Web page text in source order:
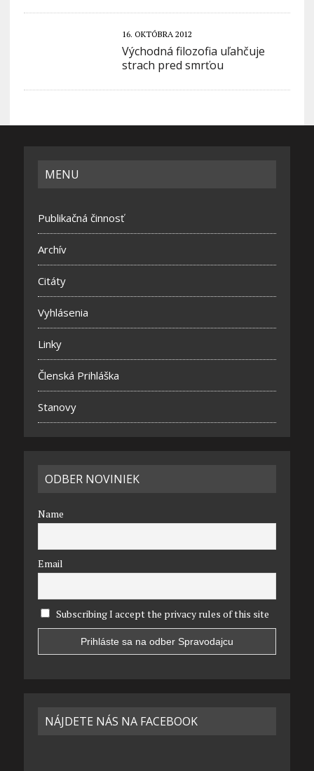
16. OKTÓBRA 2012
Východná filozofia uľahčuje
strach pred smrťou
MENU
Publikačná činnosť
Archív
Citáty
Vyhlásenia
Linky
Členská Prihláška
Stanovy
ODBER NOVINIEK
Name
Email
Subscribing I accept the privacy rules of this site
NÁJDETE NÁS NA FACEBOOK